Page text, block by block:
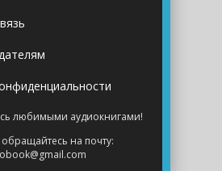
любимыми аудиокнигами!
на почту: